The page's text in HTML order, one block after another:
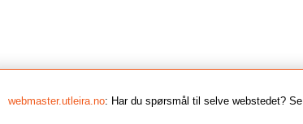
webmaster.utleira.no: Har du spørsmål til selve webstedet? Se